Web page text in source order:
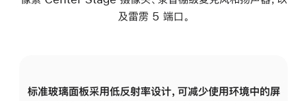
及雷雳 5 端口。
标准玻璃面板采用低反射率设计，可减少使用环境中的屏